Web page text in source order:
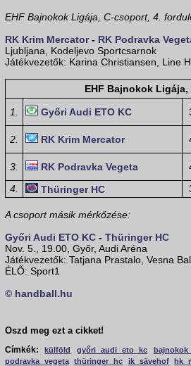
EHF Bajnokok Ligája, C-csoport, 4.
RK Krim Mercator- RK Podravka
Ljubljana, Kodeljevo Sportcsarnok
Játékvezetők: Karina Christiansen, Line
EHF Bajnokok
1. Győri Audi ETO KC
2. RK Krim Mercator
3. RK Podravka Vegeta
4.
Thüringer HC
A csoport másik mérkőzése:
Győri Audi ETO KC - Thüringer HC
Nov. 5., 19.00, Győr, Audi Aréna
Játékvezetők: Tatjana Prastalo, Vesna
ÉLŐ: Sport1
© handball.hu
Oszd meg ezt a cikket!
Címkék:
külföld győri audi eto kc bajnokok
podravka vegeta
thüringer hc ik sävehof hk